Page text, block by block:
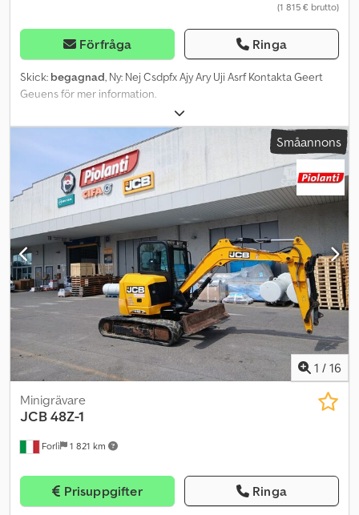
(1 815 € brutto)
Förfråga Ringa
Skick: begagnad, Ny: Nej Csdpfx Ajy Ary Uji Asrf Kontakta Geert
Geuens för mer information.
Småannons
1 / 16
Forlì 1 821 km
Minigrävare
JCB48Z-1
Prisuppgifter Ringa